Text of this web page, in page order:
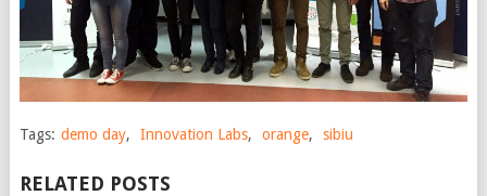
Tags: demo day, Innovation Labs, orange, sibiu
RELATED POSTS